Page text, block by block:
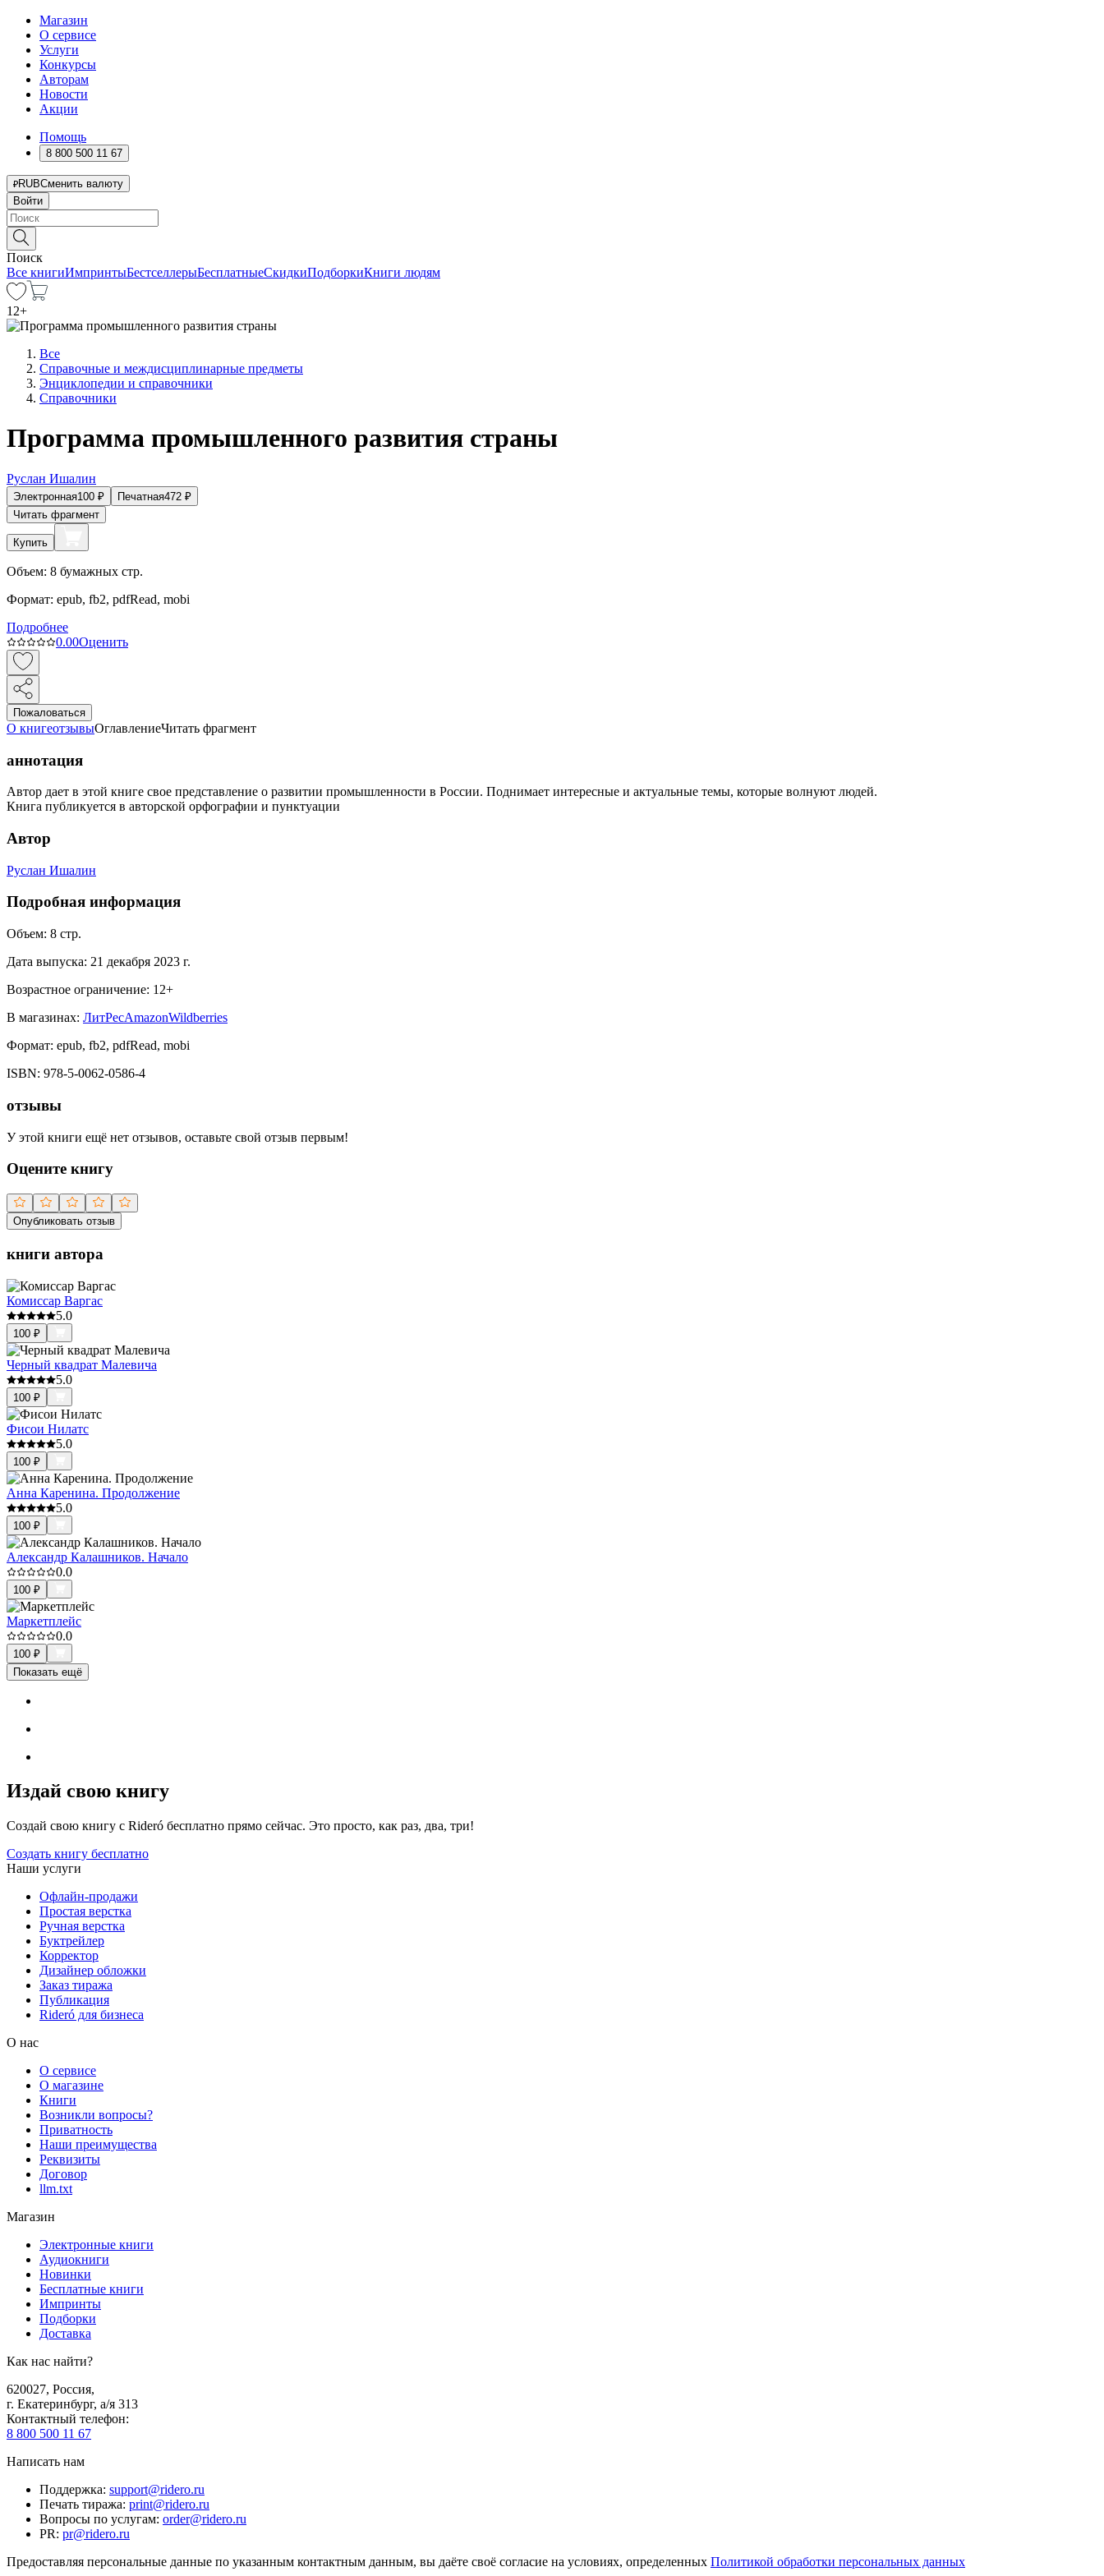
Магазин
О сервисе
Услуги
Конкурсы
Авторам
Новости
Акции
Помощь
8 800 500 11 67
RUBСменить валюту
Войти
Поиск
Все книгиИмпринтыБестселлерыБесплатныеСкидкиПодборкиКниги людям
12+
Все
Справочные и междисциплинарные предметы
Энциклопедии и справочники
Справочники
Программа промышленного развития страны
Руслан Ишалин
Электронная100 ₽ Печатная472 ₽
Читать фрагмент
Купить
Объем: 8 бумажных стр.
Формат: epub, fb2, pdfRead, mobi
Подробнее
0.00Оценить
Пожаловаться
О книгеотзывыОглавлениеЧитать фрагмент
аннотация
Автор дает в этой книге свое представление о развитии промышленности в России. Поднимает интересные и актуальные темы, которые волнуют людей.
Книга публикуется в авторской орфографии и пунктуации
Автор
Руслан Ишалин
Подробная информация
Объем: 8 стр.
Дата выпуска: 21 декабря 2023 г.
Возрастное ограничение: 12+
В магазинах: ЛитРесAmazonWildberries
Формат: epub, fb2, pdfRead, mobi
ISBN: 978-5-0062-0586-4
отзывы
У этой книги ещё нет отзывов, оставьте свой отзыв первым!
Оцените книгу
Опубликовать отзыв
книги автора
Комиссар Варгас
5.0
100 ₽
Черный квадрат Малевича
5.0
100 ₽
Фисои Нилатс
5.0
100 ₽
Анна Каренина. Продолжение
5.0
100 ₽
Александр Калашников. Начало
0.0
100 ₽
Маркетплейс
0.0
100 ₽
Показать ещё
Издай свою книгу
Создай свою книгу с Rideró бесплатно прямо сейчас. Это просто, как раз, два, три!
Создать книгу бесплатно
Наши услуги
Офлайн-продажи
Простая верстка
Ручная верстка
Буктрейлер
Корректор
Дизайнер обложки
Заказ тиража
Публикация
Rideró для бизнеса
О нас
О сервисе
О магазине
Книги
Возникли вопросы?
Приватность
Наши преимущества
Реквизиты
Договор
llm.txt
Магазин
Электронные книги
Аудиокниги
Новинки
Бесплатные книги
Импринты
Подборки
Доставка
Как нас найти?
620027, Россия,
г. Екатеринбург, а/я 313
Контактный телефон:
8 800 500 11 67
Написать нам
Поддержка: support@ridero.ru
Печать тиража: print@ridero.ru
Вопросы по услугам: order@ridero.ru
PR: pr@ridero.ru
Предоставляя персональные данные по указанным контактным данным, вы даёте своё согласие на условиях, определенных Политикой обработки персональных данных